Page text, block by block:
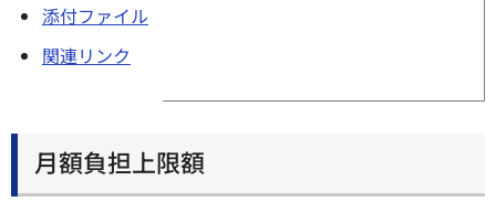
添付ファイル
関連リンク
月額負担上限額